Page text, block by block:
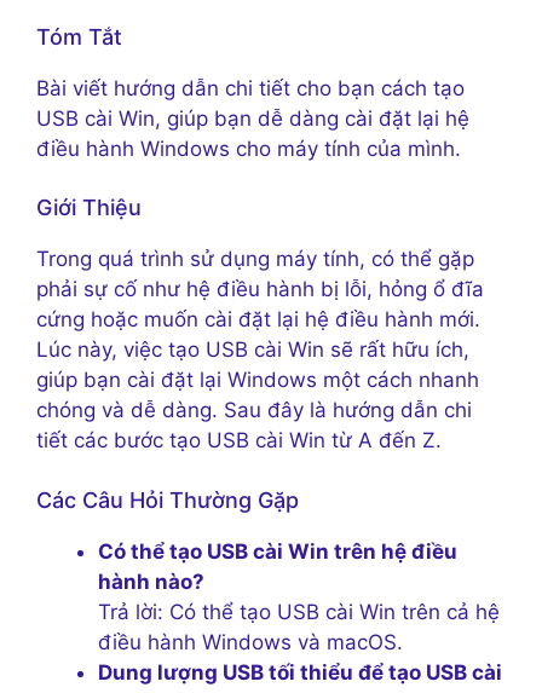
Tóm Tắt
Bài viết hướng dẫn chi tiết cho bạn cách tạo
USB cài Win, giúp bạn dễ dàng cài đặt lại hệ
điều hành Windows cho máy tính của mình.
Giới Thiệu
Trong quá trình sử dụng máy tính, có thể gặp
phải sự cố như hệ điều hành bị lỗi, hỏng ổ đĩa
cứng hoặc muốn cài đặt lại hệ điều hành mới.
Lúc này, việc tạo USB cài Win sẽ rất hữu ích,
giúp bạn cài đặt lại Windows một cách nhanh
chóng và dễ dàng. Sau đây là hướng dẫn chi
tiết các bước tạo USB cài Win từ A đến Z.
Các Câu Hỏi Thường Gặp
Có thể tạo USB cài Win trên hệ điều
hành nào?
Trả lời: Có thể tạo USB cài Win trên cả hệ
điều hành Windows và macOS.
Dung lượng USB tối thiểu để tạo USB cài